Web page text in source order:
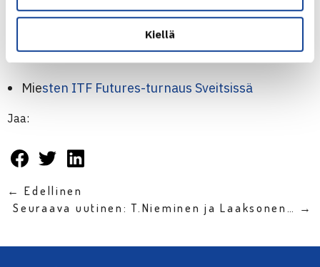
Kiellä
Nelinpelissä Henrin parina on Sveitsin Sandro Ehrat. Parin
avausvastustajat ovat Ranskan Clement Reix ja Mathieu
Rodrigues.
Miesten ITF Futures-turnaus Sveitsissä
Jaa:
← Edellinen
Seuraava uutinen: T.Nieminen ja Laaksonen… →